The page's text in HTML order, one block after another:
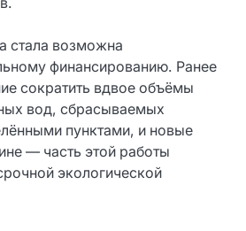
стала возможна
финансированию. Ранее
сократить вдвое объёмы
вод, сбрасываемых
пунктами, и новые
— часть этой работы
экологической